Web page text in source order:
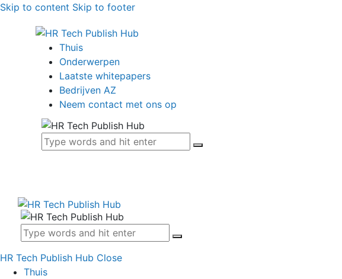
Skip to content Skip to footer
Thuis
Onderwerpen
Laatste whitepapers
Bedrijven AZ
Neem contact met ons op
HR Tech Publish Hub Close
Thuis